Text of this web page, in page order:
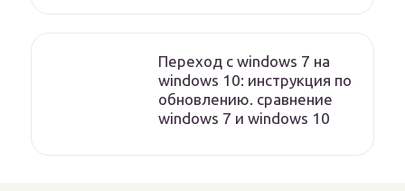
Переход с windows 7 на
windows 10: инструкция по
обновлению. сравнение
windows 7 и windows 10